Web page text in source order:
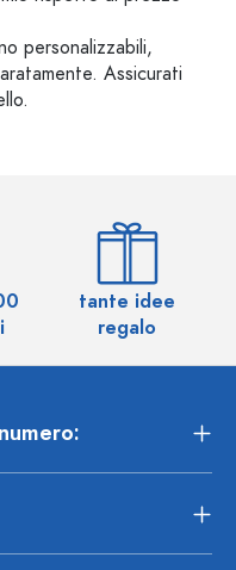
personalizzabili,
Assicurati
tante idee
regalo